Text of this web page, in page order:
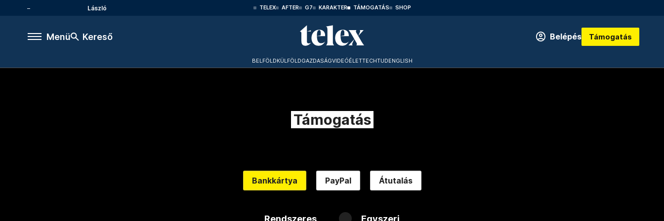
László TELEX AFTER G7 KARAKTER TÁMOGATÁS SHOP
Menü Kereső Belépés Támogatás
BELFÖLDKÜLFÖLDGAZDASÁGVIDEÓÉLETTECHTUDENGLISH
Támogatás
Bankkártya PayPal Átutalás
Rendszeres Egyszeri